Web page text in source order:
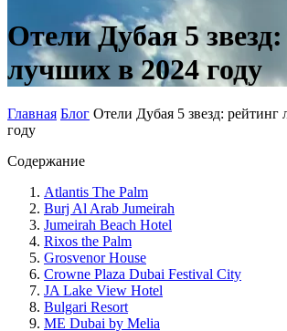
Отели Дубая 5
лучших в 2024 году
Главная Блог Отели Дубая 5 звезд: рейтинг
году
Содержание
Atlantis The Palm
Burj Al Arab Jumeirah
Jumeirah Beach Hotel
Rixos the Palm
Grosvenor House
Crowne Plaza Dubai Festival City
JA Lake View Hotel
Bulgari Resort
ME Dubai by Melia